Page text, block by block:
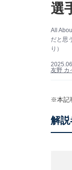
選
All
だと思
り）
友野 カ
※本記
解